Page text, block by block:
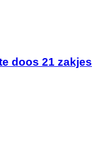
doos 21 zakjes